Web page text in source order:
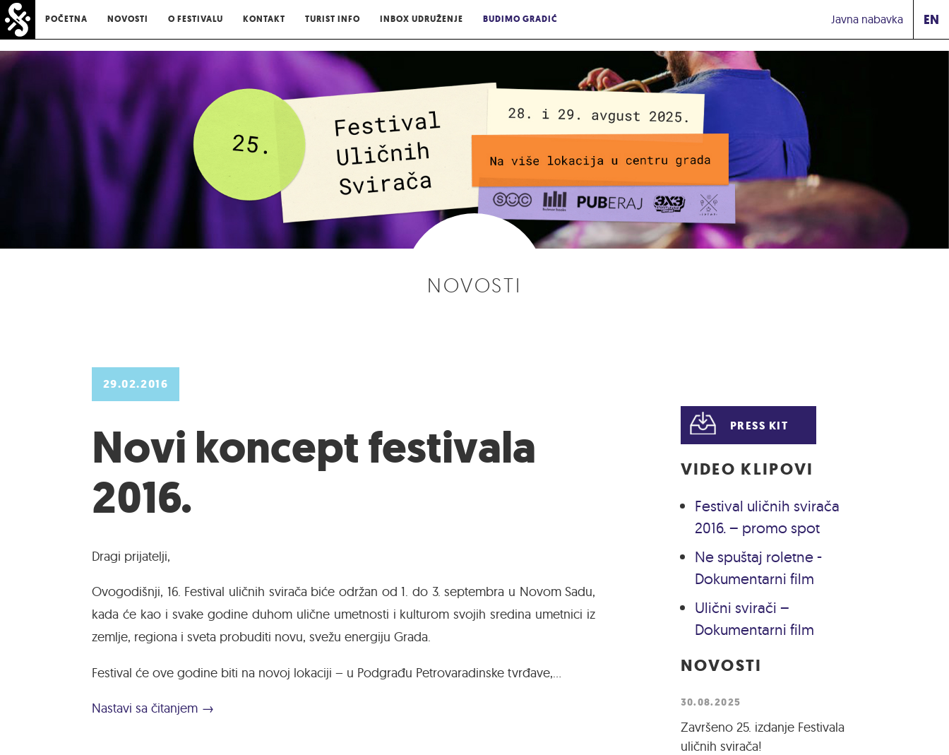
POČETNA NOVOSTI O FESTIVALU KONTAKT TURIST INFO INBOX UDRUŽENJE BUDIMO GRADIĆ EN
Javna nabavka
NOVOSTI
29.02.2016
Novi koncept festivala
2016.
Dragi prijatelji,
Ovogodišnji, 16. Festival uličnih svirača biće održan od 1. do 3. septembra u Novom Sadu,
kada će kao i svake godine duhom ulične umetnosti i kulturom svojih sredina umetnici iz
zemlje, regiona i sveta probuditi novu, svežu energiju Grada.
Festival će ove godine biti na novoj lokaciji – u Podgrađu Petrovaradinske tvrđave,…
Nastavi sa čitanjem →
PRESS KIT
VIDEO KLIPOVI
Festival uličnih svirača
2016. – promo spot
Ne spuštaj roletne -
Dokumentarni film
Ulični svirači –
Dokumentarni film
NOVOSTI
30.08.2025
Završeno 25. izdanje Festivala
uličnih svirača!